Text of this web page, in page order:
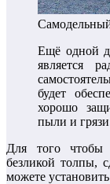
Ещё одной
является
будет
хорошо
пыли и
Для того чтобы
безликой толпы,
можете